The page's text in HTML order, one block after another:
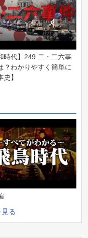
時代】249 二・二六事
？わかりやすく簡単に
史】
る